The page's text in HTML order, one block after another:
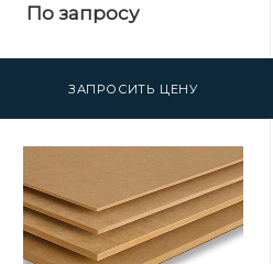
По запросу
ЗАПРОСИТЬ ЦЕНУ